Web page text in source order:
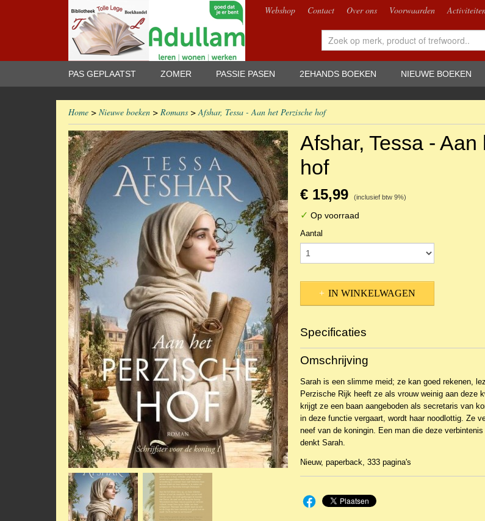
Webshop Contact Over ons Voorwaarden
PAS GEPLAATST ZOMER PASSIE PASEN 2EHANDS BOEKEN NIEUWE BOEKEN
Home > Nieuwe boeken > Romans >Afshar, Tessa - Aan het Perzische hof
Afshar, Tessa -
hof
€ 15,99 (inclusief btw 9%)
✓ Op voorraad
Aantal
IN WINKELWAGEN
Specificaties
Productcode
EAN code
Omschrijving
Sarah is een slimme meid; ze kan goed rekenen,
Perzische Rijk heeft ze als vrouw weinig aan deze
krijgt ze een baan aangeboden als secretaris van
in deze functie vergaart, wordt haar noodlottig. Ze
neef van de koningin. Een man die deze
denkt Sarah.
Nieuw, paperback, 333 pagina's